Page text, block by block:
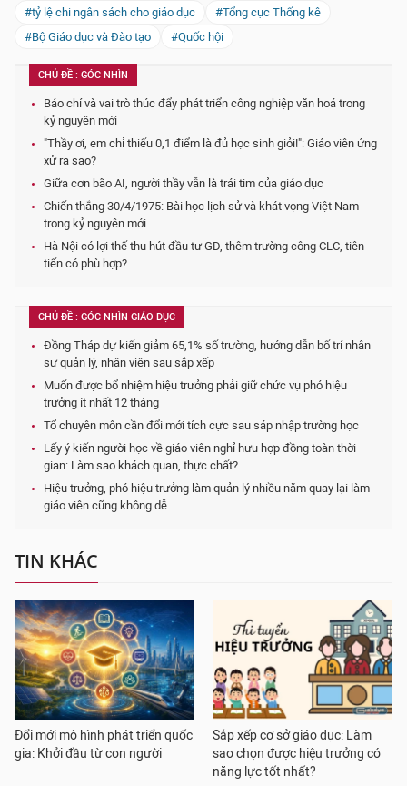
#tỷ lệ chi ngân sách cho giáo dục
#Tổng cục Thống kê
#Bộ Giáo dục và Đào tạo
#Quốc hội
CHỦ ĐỀ : GÓC NHÌN
Báo chí và vai trò thúc đẩy phát triển công nghiệp văn hoá trong
kỷ nguyên mới
"Thầy ơi, em chỉ thiếu 0,1 điểm là đủ học sinh giỏi!": Giáo viên ứng
xử ra sao?
Giữa cơn bão AI, người thầy vẫn là trái tim của giáo dục
Chiến thắng 30/4/1975: Bài học lịch sử và khát vọng Việt Nam
trong kỷ nguyên mới
Hà Nội có lợi thế thu hút đầu tư GD, thêm trường công CLC, tiên
tiến có phù hợp?
CHỦ ĐỀ : GÓC NHÌN GIÁO DỤC
Đồng Tháp dự kiến giảm 65,1% số trường, hướng dẫn bố trí nhân
sự quản lý, nhân viên sau sắp xếp
Muốn được bổ nhiệm hiệu trưởng phải giữ chức vụ phó hiệu
trưởng ít nhất 12 tháng
Tổ chuyên môn cần đổi mới tích cực sau sáp nhập trường học
Lấy ý kiến người học về giáo viên nghỉ hưu hợp đồng toàn thời
gian: Làm sao khách quan, thực chất?
Hiệu trưởng, phó hiệu trưởng làm quản lý nhiều năm quay lại làm
giáo viên cũng không dễ
TIN KHÁC
Đổi mới mô hình phát triển quốc
gia: Khởi đầu từ con người
Sắp xếp cơ sở giáo dục: Làm
sao chọn được hiệu trưởng có
năng lực tốt nhất?